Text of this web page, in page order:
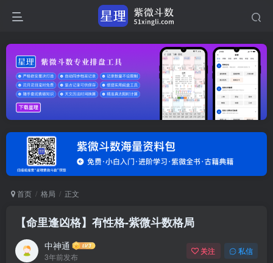
首页 格局 正文
【命里逢凶格】有性格-紫微斗数格局
中神通
3年前发布
关注 私信